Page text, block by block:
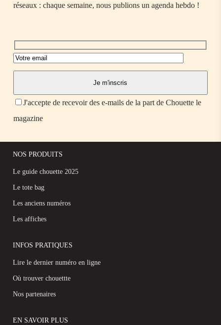
réseaux : chaque semaine, nous publions un agenda hebdo !
J'accepte de recevoir des e-mails de la part de Chouette le
magazine
NOS PRODUITS
Le guide chouette 2025
Le tote bag
Les anciens numéros
Les affiches
INFOS PRATIQUES
Lire le dernier numéro en ligne
Où trouver chouettte
Nos partenaires
EN SAVOIR PLUS